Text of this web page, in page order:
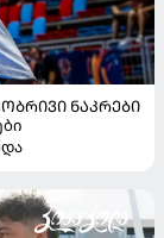
ᲜᲐᲙᲠᲔᲑᲘ